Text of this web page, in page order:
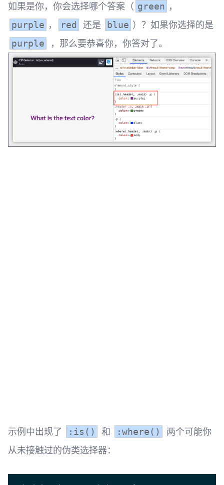
如果是你，你会选择哪个答案（ green ，
purple ， red 还是 blue ）？如果你选择的是
purple ，那么要恭喜你，你答对了。 ​
示例中出现了 :is() 和 :where()
两个可能你
从未接触过的伪类选择器：